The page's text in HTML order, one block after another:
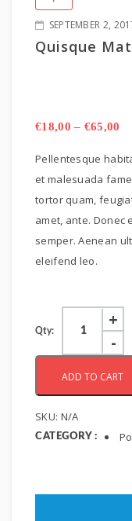
SEPTEMBER 2,
Quisque
€18,00 – €65,00
Pellentesque
et malesuada
tortor quam,
amet, ante. Donec
semper. Aenean
eleifend leo.
Qty:
ADD TO CART
SKU: N/A
CATEGORY :